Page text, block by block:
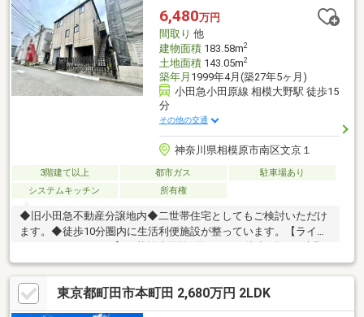
（30分～） 〇資金計画のご相談（30分～）〇現地／物件見学（60
分～） 〇周辺環境のご紹介（60分～） ご来場の際は、事前にご予
約をお願いします♪
6,480万円
間取り 他
建物面積183.58m2
土地面積143.05m2
築年月 1999年4月(築27年5ヶ月)
小田急小田原線 相模大野駅 徒歩15
分
その他の交通
神奈川県相模原市南区文京１
3階建て以上 都市ガス
駐車場あり
システムキッチン
所有権
◆旧小田急不動産分譲地内◆二世帯住宅としてもご検討いただけ
ます。◆徒歩10分圏内に生活利便施設が整っています。【ライフ
南中学校…約100ｍ（徒歩2分）・ののはな文京保育園…約170ｍ
（徒歩3分）・相模大野中央公園…約510ｍ（徒歩7分）・セブンイ
レブン小田急文京1丁目店…約260ｍ（徒歩4分）・ライフ相模原若
松店…約650ｍ（徒歩9分）・スギ薬局相模原若松店…約450ｍ（徒
東京都町田市本町田 2,680万円 2LDK